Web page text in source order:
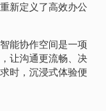
新定义了高效办公
能协作空间是一项
让沟通更流畅、决
时，沉浸式体验便